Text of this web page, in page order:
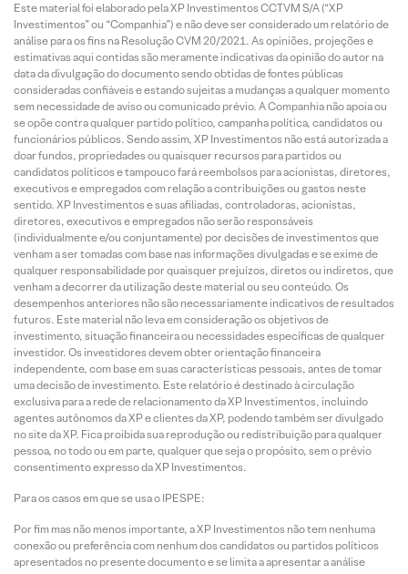
Este material foi elaborado pela XP Investimentos CCTVM S/A (“XP
Investimentos” ou “Companhia”) e não deve ser considerado um relatório de
análise para os fins na Resolução CVM 20/2021. As opiniões, projeções e
estimativas aqui contidas são meramente indicativas da opinião do autor na
data da divulgação do documento sendo obtidas de fontes públicas
consideradas confiáveis e estando sujeitas a mudanças a qualquer momento
sem necessidade de aviso ou comunicado prévio. A Companhia não apoia ou
se opõe contra qualquer partido político, campanha política, candidatos ou
funcionários públicos. Sendo assim, XP Investimentos não está autorizada a
doar fundos, propriedades ou quaisquer recursos para partidos ou
candidatos políticos e tampouco fará reembolsos para acionistas, diretores,
executivos e empregados com relação a contribuições ou gastos neste
sentido. XP Investimentos e suas afiliadas, controladoras, acionistas,
diretores, executivos e empregados não serão responsáveis
(individualmente e/ou conjuntamente) por decisões de investimentos que
venham a ser tomadas com base nas informações divulgadas e se exime de
qualquer responsabilidade por quaisquer prejuízos, diretos ou indiretos, que
venham a decorrer da utilização deste material ou seu conteúdo. Os
desempenhos anteriores não são necessariamente indicativos de resultados
futuros. Este material não leva em consideração os objetivos de
investimento, situação financeira ou necessidades específicas de qualquer
investidor. Os investidores devem obter orientação financeira
independente, com base em suas características pessoais, antes de tomar
uma decisão de investimento. Este relatório é destinado à circulação
exclusiva para a rede de relacionamento da XP Investimentos, incluindo
agentes autônomos da XP e clientes da XP, podendo também ser divulgado
no site da XP. Fica proibida sua reprodução ou redistribuição para qualquer
pessoa, no todo ou em parte, qualquer que seja o propósito, sem o prévio
consentimento expresso da XP Investimentos.
Para os casos em que se usa o IPESPE:
Por fim mas não menos importante, a XP Investimentos não tem nenhuma
conexão ou preferência com nenhum dos candidatos ou partidos políticos
apresentados no presente documento e se limita a apresentar a análise